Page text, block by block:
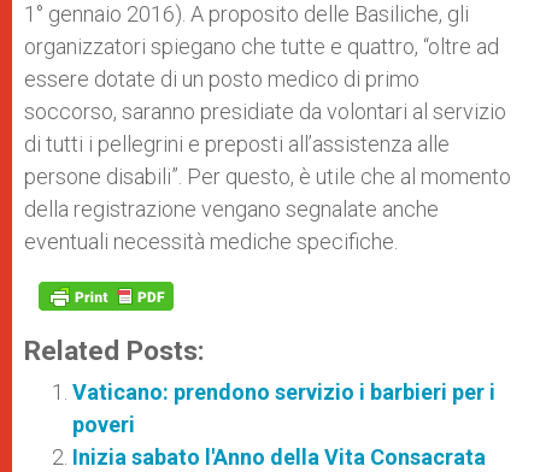
1° gennaio 2016). A proposito delle Basiliche, gli
organizzatori spiegano che tutte e quattro, “oltre ad
essere dotate di un posto medico di primo
soccorso, saranno presidiate da volontari al servizio
di tutti i pellegrini e preposti all’assistenza alle
persone disabili”. Per questo, è utile che al momento
della registrazione vengano segnalate anche
eventuali necessità mediche specifiche.
Related Posts:
Vaticano: prendono servizio i barbieri per i
poveri
Inizia sabato l'Anno della Vita Consacrata